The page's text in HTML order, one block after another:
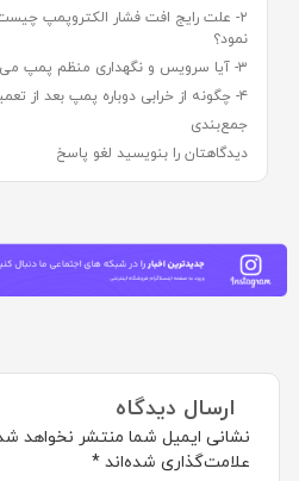
۲- علت رایج افت فشار الکتروپمپ
نمود؟
۳- آیا سرویس و نگهداری منظم پمپ می‌تواند از خرابی پیشگیری کند؟
۴- چگونه از خرابی دوباره پمپ بعد از تعمیر جلوگیری کنیم؟
جمع‌بندی
دیدگاهتان را بنویسید لغو پاسخ
ارسال دیدگاه
نشانی ایمیل شما منتشر نخواهد
علامت‌گذاری شده‌اند *